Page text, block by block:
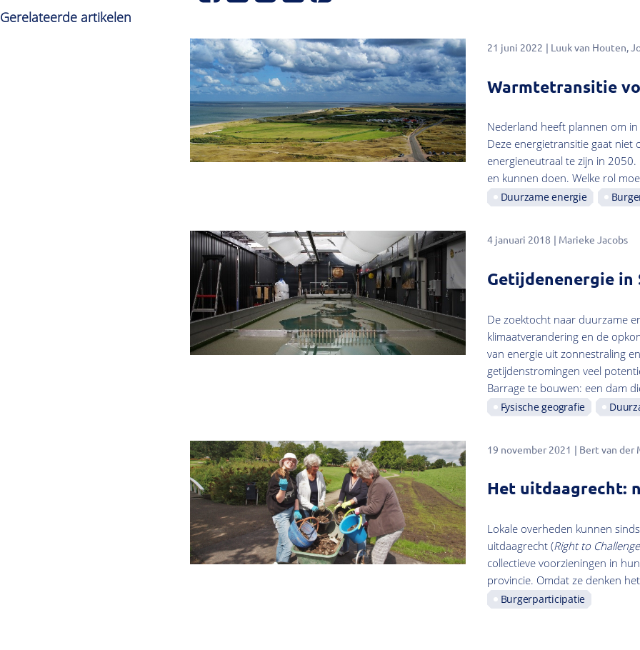
Gerelateerde artikelen
21 juni 2022 Luuk van Houten
Warmtetransitie
Nederland heeft plannen om
Deze energietransitie gaat niet
energieneutraal te zijn in
en kunnen doen. Welke rol
Duurzame energie
4 januari 2018 Marieke Jacobs
Getijdenenergie in
De zoektocht naar duurzame
klimaatverandering en de
van energie uit zonnestraling
getijdenstromingen veel
Barrage te bouwen: een dam
Fysische geografie
19 november 2021 Bert van der
Het uitdaagrecht:
Lokale overheden kunnen
uitdaagrecht (Right to Challenge
collectieve voorzieningen in
provincie. Omdat ze denken
Burgerparticipatie